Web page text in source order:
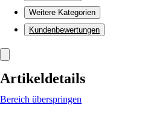
Weitere Kategorien
Kundenbewertungen
Artikeldetails
Bereich überspringen